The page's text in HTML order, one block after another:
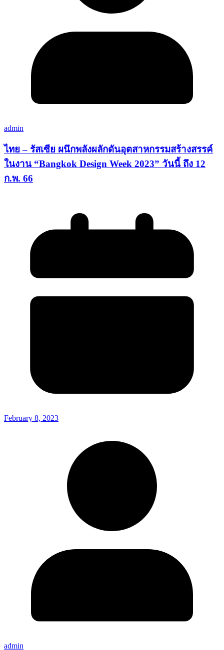
admin
ไทย – รัสเซีย ผนึกพลังผลักดันอุตสาหกรรมสร้างสรรค์
ในงาน “Bangkok Design Week 2023” วันนี้ ถึง 12
ก.พ. 66
February 8, 2023
admin